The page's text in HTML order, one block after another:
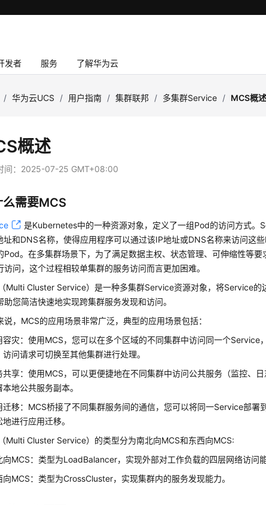
发者 服务 了解华为云
/ 华为云UCS / 用户指南 / 集群联邦 / 多集群Service / MCS概述
概述
： 2025-07-25 GMT+08:00
么需要MCS
是Kubernetes中的一种资源对象，定义了一组Pod的访问方式。
址和DNS名称，使得应用程序可以通过该IP地址或DNS名称来访问这
Pod。在多集群场景下，为了满足数据主权、状态管理、可伸缩性等
访问，这个过程相较单集群的服务访问而言更加困难。
Multi Cluster Service）是一种多集群Service资源对象，将Service的
助您简洁快速地实现跨集群服务发现和访问。
说，MCS的应用场景非常广泛，典型的应用场景包括：
容灾：使用MCS，您可以在多个区域的不同集群中访问同一个Service
访问请求可切换至其他集群进行处理。
共享：使用MCS，可以更便捷地在不同集群中访问公共服务（监控、
本地公共服务副本。
迁移：MCS桥接了不同集群服务间的通信，您可以将同一Service部署
地进行应用迁移。
Multi Cluster Service）的类型分为南北向MCS和东西向MCS:
向MCS：类型为LoadBalancer，实现外部对工作负载的四层网络访问能
向MCS：类型为CrossCluster，实现集群内的服务发现能力。